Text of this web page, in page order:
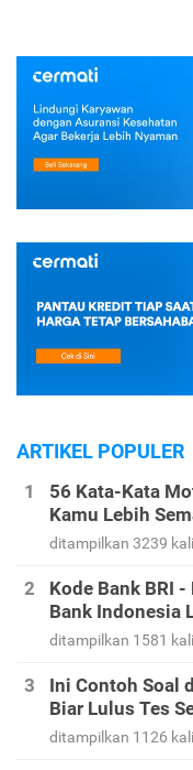
ARTIKEL POPULER
56 Kata-Kata
Kamu Lebih
ditampilkan 3239 kali
Kode Bank BRI
Bank Indonesia
ditampilkan 1581 kali
Ini Contoh Soal
Biar Lulus Tes
ditampilkan 1126 kali